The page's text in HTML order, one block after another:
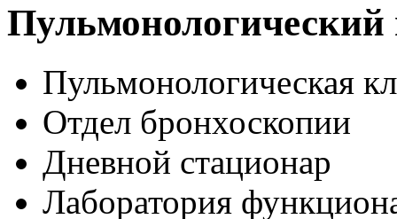
Пульмонологический
Пульмонологическая
Отдел бронхоскопии
Дневной стационар
Лаборатория